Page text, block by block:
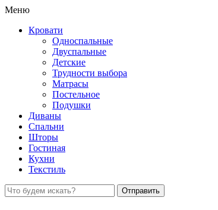
Меню
Кровати
Односпальные
Двуспальные
Детские
Трудности выбора
Матрасы
Постельное
Подушки
Диваны
Спальни
Шторы
Гостиная
Кухни
Текстиль